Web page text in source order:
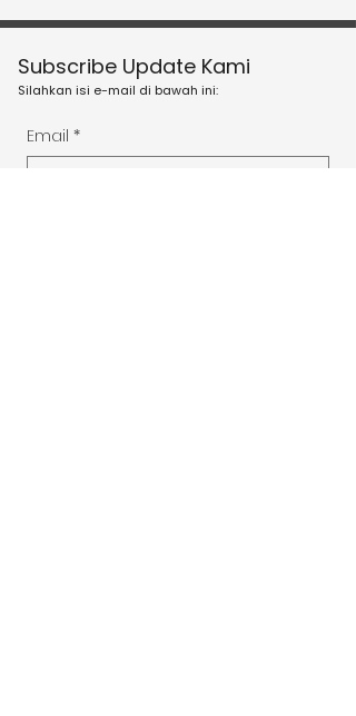
Subscribe Update Kami
Silahkan isi e-mail di bawah ini:
Email *